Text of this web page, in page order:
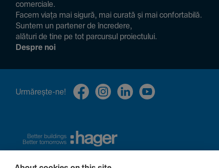
comer­ciale.
Facem viața mai sigură, mai curată și mai confor­ta­bilă.
Suntem un partener de încre­dere,
alături de tine pe tot parcursul proiec­tului.
Despre noi
Urmă­rește-ne!